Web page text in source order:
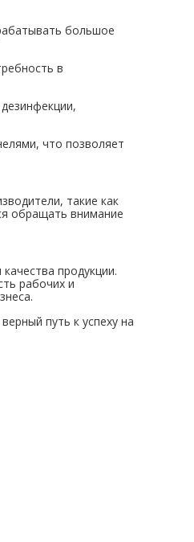
большое
в
что позволяет
такие как
обращать внимание
продукции.
рабочих и
путь к успеху на